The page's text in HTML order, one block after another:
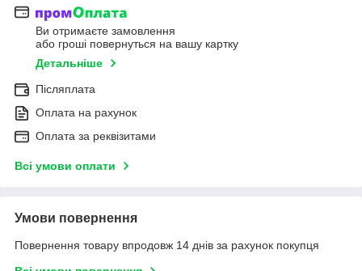
Ви отримаєте замовлення
або гроші повернуться на вашу картку
Детальніше
Післяплата
Оплата на рахунок
Оплата за реквізитами
Всі умови оплати
Умови повернення
Повернення товару впродовж 14 днів за рахунок покупця